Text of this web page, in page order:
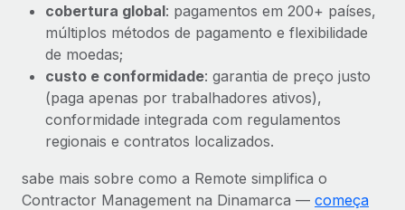
cobertura global: pagamentos em 200+ países,
múltiplos métodos de pagamento e flexibilidade
de moedas;
custo e conformidade: garantia de preço justo
(paga apenas por trabalhadores ativos),
conformidade integrada com regulamentos
regionais e contratos localizados.
sabe mais sobre como a Remote simplifica o
Contractor Management na Dinamarca — começa